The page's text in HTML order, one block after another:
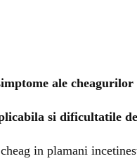
ale cheagurilor
si dificultatile
in plamani